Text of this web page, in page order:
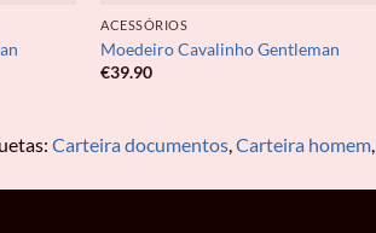
ACESSÓRIOS
Moedeiro Cavalinho Gentleman
€39.90
Carteira documentos,Carteira homem,